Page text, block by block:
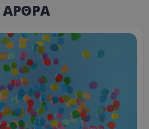
ΑΡΘΡΑ